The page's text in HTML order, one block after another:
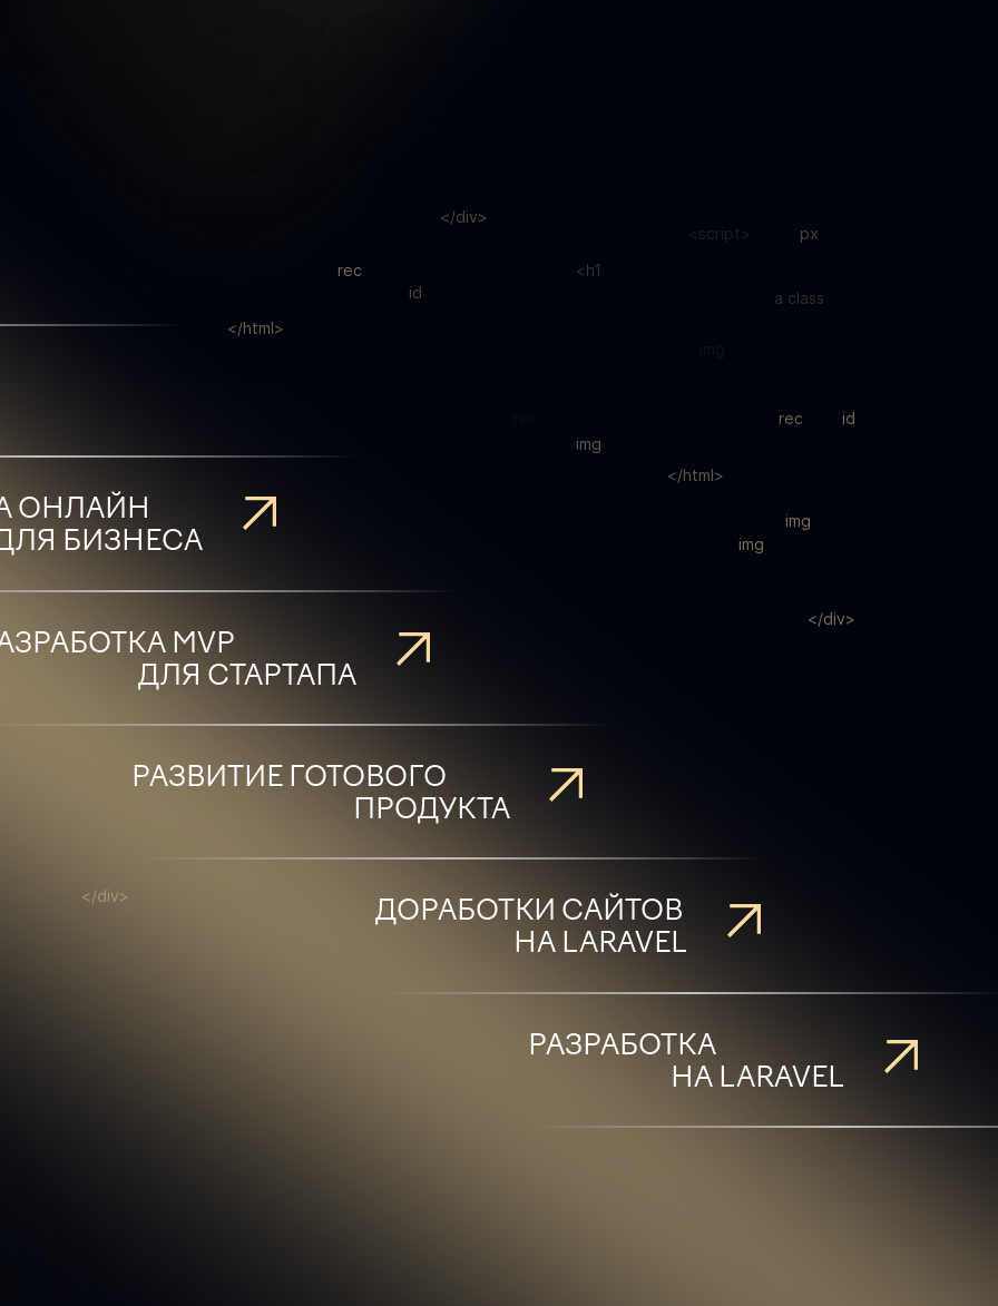
ОНЛАЙН
БИЗНЕСА
MVP
ДЛЯ СТАРТАПА
РАЗВИТИЕ ГОТОВОГО
ПРОДУКТА
ДОРАБОТКИ САЙТОВ
НА LARAVEL
РАЗРАБОТКА
НА LARAVEL
</div>
</div>
<script>
px
rec
<h1
id
a class
</html>
rec
id
img
</html>
img
img
</div>